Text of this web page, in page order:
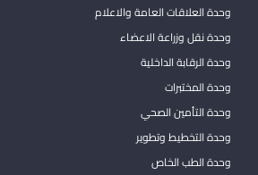
وحدة العلاقات العامة والاعلام
وحدة نقل وزراعة الاعضاء
وحدة الرقابة الداخلية
وحدة المختبرات
وحدة التأمين الصحي
وحدة التخطيط وتطوير
وحدة الطب الخاص